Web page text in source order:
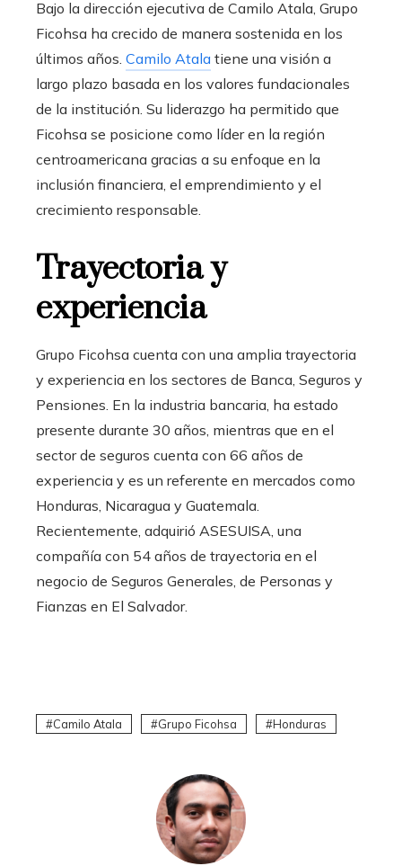
Bajo la dirección ejecutiva de Camilo Atala, Grupo
Ficohsa ha crecido de manera sostenida en los
últimos años. Camilo Atala tiene una visión a
largo plazo basada en los valores fundacionales
de la institución. Su liderazgo ha permitido que
Ficohsa se posicione como líder en la región
centroamericana gracias a su enfoque en la
inclusión financiera, el emprendimiento y el
crecimiento responsable.
Trayectoria y
experiencia
Grupo Ficohsa cuenta con una amplia trayectoria
y experiencia en los sectores de Banca, Seguros y
Pensiones. En la industria bancaria, ha estado
presente durante 30 años, mientras que en el
sector de seguros cuenta con 66 años de
experiencia y es un referente en mercados como
Honduras, Nicaragua y Guatemala.
Recientemente, adquirió ASESUISA, una
compañía con 54 años de trayectoria en el
negocio de Seguros Generales, de Personas y
Fianzas en El Salvador.
Camilo Atala Grupo Ficohsa Honduras